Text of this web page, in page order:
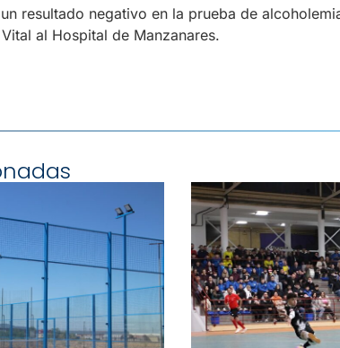
resultado negativo en la prueba de
al Hospital de Manzanares.